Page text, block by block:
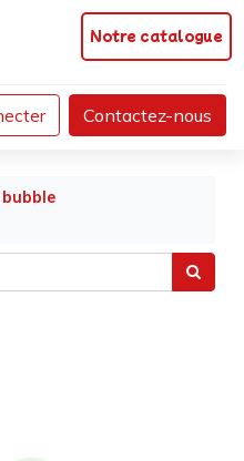
Notre catalogue
Contactez-nous